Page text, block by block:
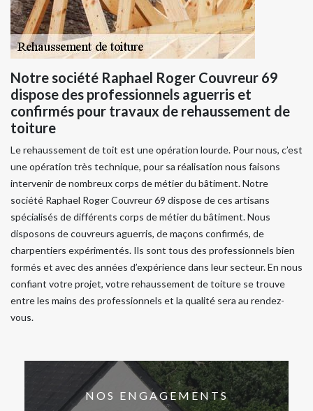
Notre société Raphael Roger Couvreur 69
dispose des professionnels aguerris et
confirmés pour travaux de rehaussement de
toiture
Le rehaussement de toit est une opération lourde. Pour nous, c’est
une opération très technique, pour sa réalisation nous faisons
intervenir de nombreux corps de métier du bâtiment. Notre
société Raphael Roger Couvreur 69 dispose de ces artisans
spécialisés de différents corps de métier du bâtiment. Nous
disposons de couvreurs aguerris, de maçons confirmés, de
charpentiers expérimentés. Ils sont tous des professionnels bien
formés et avec des années d’expérience dans leur secteur. En nous
confiant votre projet, votre rehaussement de toiture se trouve
entre les mains des professionnels et la qualité sera au rendez-
vous.
NOS ENGAGEMENTS